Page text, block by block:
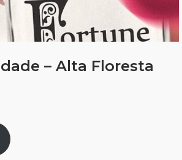
– Alta Floresta